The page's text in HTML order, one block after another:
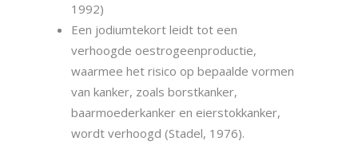
1992)
Een jodiumtekort leidt tot een
verhoogde oestrogeenproductie,
waarmee het risico op bepaalde vormen
van kanker, zoals borstkanker,
baarmoederkanker en eierstokkanker,
wordt verhoogd (Stadel, 1976).